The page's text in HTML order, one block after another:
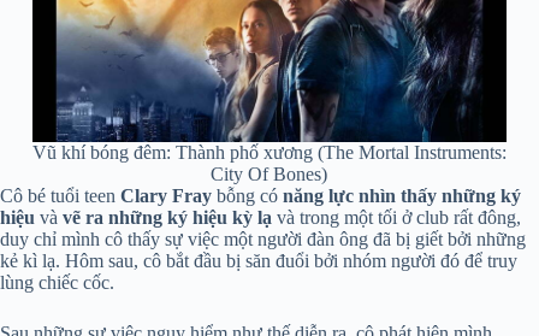
Vũ khí bóng đêm: Thành phố xương (The Mortal Instruments:
City Of Bones)
Cô bé tuổi teen Clary Fray bỗng có năng lực nhìn thấy những ký
hiệu và vẽ ra những ký hiệu kỳ lạ và trong một tối ở club rất đông,
duy chỉ mình cô thấy sự việc một người đàn ông đã bị giết bởi những
kẻ kì lạ. Hôm sau, cô bắt đầu bị săn đuổi bởi nhóm người đó để truy
lùng chiếc cốc.